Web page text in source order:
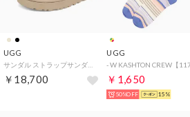
UGG
￥18,700
UGG
￥1,650
50%OFF 15%